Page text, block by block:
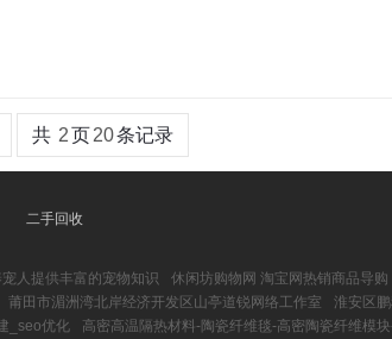
共 2页20条记录
二手回收
人提供丰富的宠物知识 休闲坊购物网 淘宝网热销商品导购
莆田市湄洲湾北岸经济开发区山亭道锐网络工作室 淮安区
_seo优化
高密高温隔热材料-陶瓷纤维毯-高密陶瓷纤维模